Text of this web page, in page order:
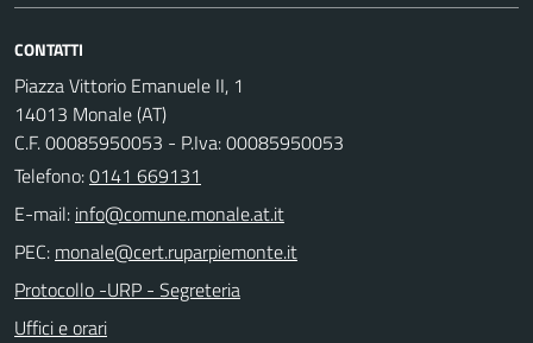
CONTATTI
Piazza Vittorio Emanuele II, 1
14013 Monale (AT)
C.F. 00085950053 - P.Iva: 00085950053
Telefono:0141 669131
E-mail:
PEC:
Protocollo -URP - Segreteria
Uffici e orari